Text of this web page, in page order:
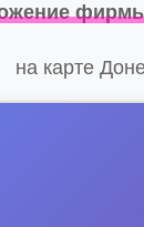
на карте